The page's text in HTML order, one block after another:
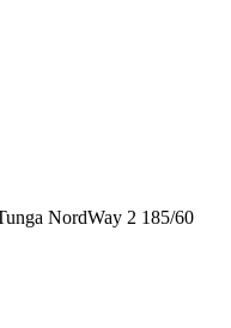
NordWay 2 185/60